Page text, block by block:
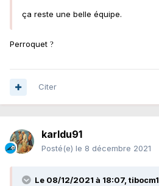
ça reste une belle équipe.
Perroquet ?
Citer
karldu91
Posté(e) le 8 décembre 2021
Le 08/12/2021 à 18:07, tibocm1